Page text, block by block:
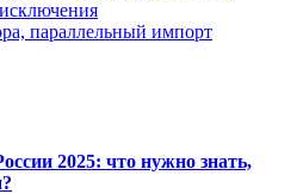
2025: что нужно знать,